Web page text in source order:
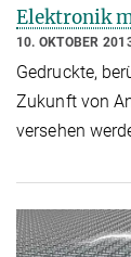
Elektronik
10. OKTOBER
Gedruckte,
Zukunft von
versehen